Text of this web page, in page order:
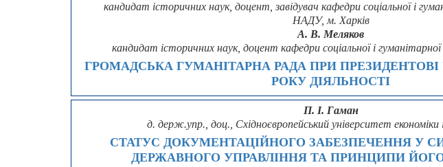
кандидат історичних наук, доцент, завідувач кафедри соціальної і
НАДУ, м. Харків
А. В. Меляков
кандидат історичних наук, доцент кафедри соціальної і
ГРОМАДСЬКА ГУМАНІТАРНА РАДА ПРИ
РОКУ ДІЯЛЬНОСТІ
П. І. Гаман
д. держ.упр., доц., Східноєвропейський університет
СТАТУС ДОКУМЕНТАЦІЙНОГО ЗАБЕЗПЕЧЕННЯ У
ДЕРЖАВНОГО УПРАВЛІННЯ ТА ПРИНЦИПИ ЙОГО